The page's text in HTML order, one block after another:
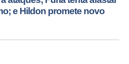
e Hildon promete novo